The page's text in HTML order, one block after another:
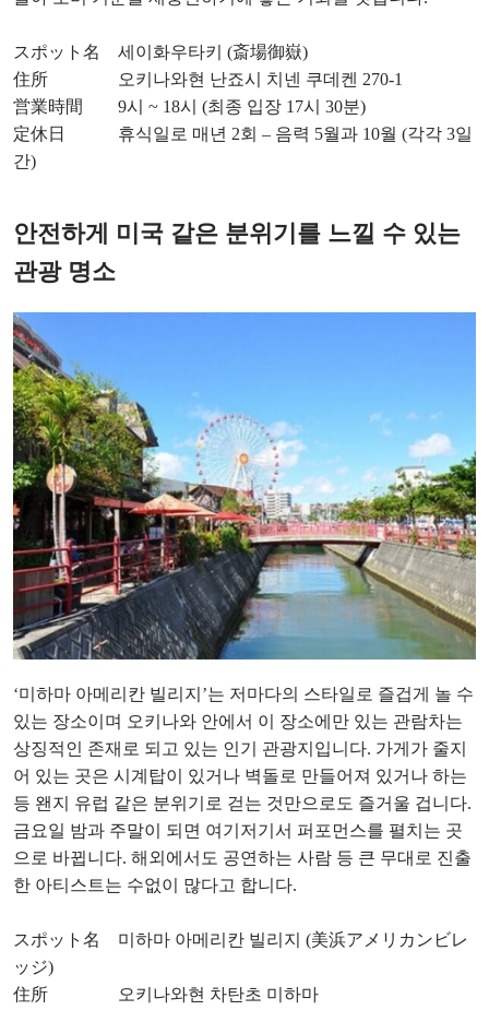
スポット名 세이화우타키 (斎場御嶽)
住所 오키나와현 난죠시 치넨 쿠데켄 270-1
営業時間 9시 ~ 18시 (최종 입장 17시 30분)
定休日 휴식일로 매년 2회 – 음력 5월과 10월 (각각 3일
간)
안전하게 미국 같은 분위기를 느낄 수 있는
관광 명소
‘미하마 아메리칸 빌리지’는 저마다의 스타일로 즐겁게 놀 수
있는 장소이며 오키나와 안에서 이 장소에만 있는 관람차는
상징적인 존재로 되고 있는 인기 관광지입니다. 가게가 줄지
어 있는 곳은 시계탑이 있거나 벽돌로 만들어져 있거나 하는
등 왠지 유럽 같은 분위기로 걷는 것만으로도 즐거울 겁니다.
금요일 밤과 주말이 되면 여기저기서 퍼포먼스를 펼치는 곳
으로 바뀝니다. 해외에서도 공연하는 사람 등 큰 무대로 진출
한 아티스트는 수없이 많다고 합니다.
スポット名 미하마 아메리칸 빌리지 (美浜アメリカンビレ
ッジ)
住所 오키나와현 차탄초 미하마